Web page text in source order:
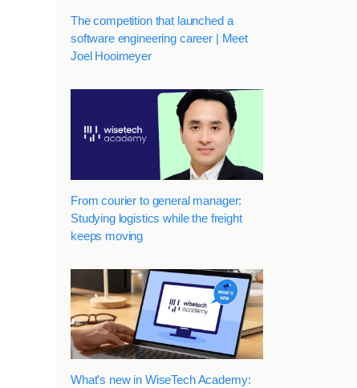
The competition that launched a
software engineering career | Meet
Joel Hooimeyer
From courier to general manager:
Studying logistics while the freight
keeps moving
What's new in WiseTech Academy: